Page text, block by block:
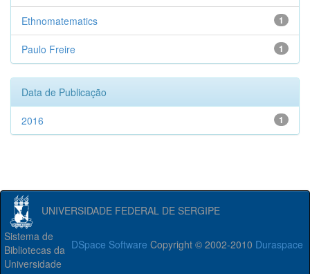
1
Ethnomatematics
1
Paulo Freire
Data de Publicação
1
2016
UNIVERSIDADE FEDERAL DE SERGIPE
DSpace Software Copyright © 2002-2010 Duraspace
Sistema de
Bibliotecas da
Universidade